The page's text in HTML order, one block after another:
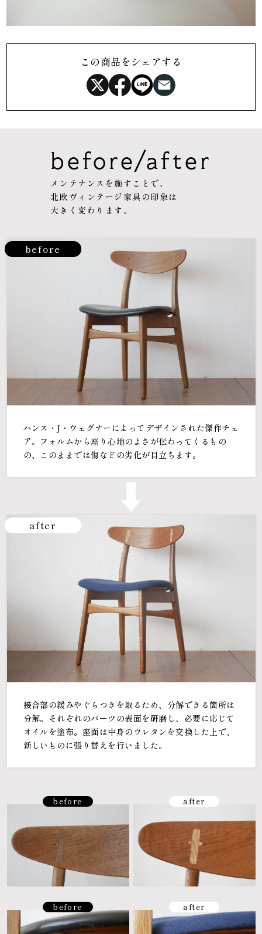
この商品をシェアする
before/after
メンテナンスを施すことで、
北欧ヴィンテージ家具の印象は
大きく変わります。
before
ハンス・J・ウェグナーによってデザインされた傑作チェ
ア。フォルムから座り心地のよさが伝わってくるもの
の、このままでは傷などの劣化が目立ちます。
after
接合部の緩みやぐらつきを取るため、分解できる箇所は
分解。それぞれのパーツの表面を研磨し、必要に応じて
オイルを塗布。座面は中身のウレタンを交換した上で、
新しいものに張り替えを行いました。
before after
before after